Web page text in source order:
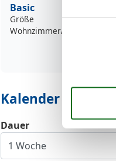
Basic
Größe
Wohnzimmer/Schlafzimmer
Kalender
Dauer